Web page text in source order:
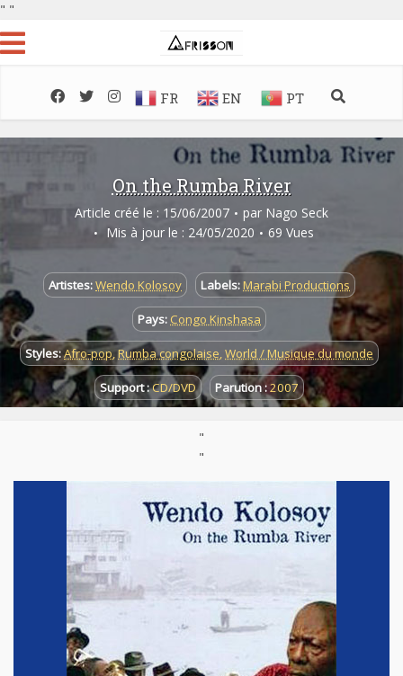
" "
FR EN PT
On the Rumba River
Article créé le : 15/06/2007 par Nago Seck
Mis à jour le : 24/05/2020
69 Vues
Artistes:Wendo Kolosoy Labels:Marabi Productions
Pays: Congo Kinshasa
Styles:Afro-pop,Rumba congolaise,World / Musique du monde
Support :CD/DVD Parution :2007
"
"